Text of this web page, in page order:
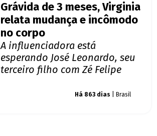
Grávida de 3 meses, Virginia
relata mudança e incômodo
no corpo
A influenciadora está
esperando José Leonardo, seu
terceiro filho com Zé Felipe
Há 863 dias | Brasil